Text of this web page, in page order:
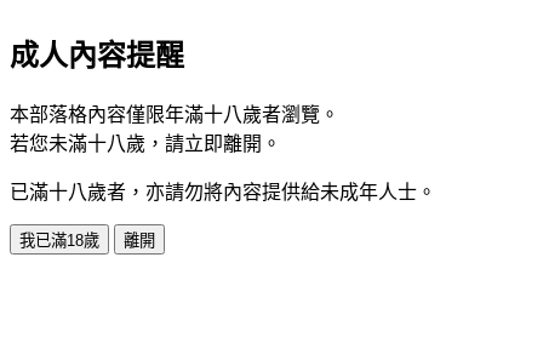
成人內容提醒
本部落格內容僅限年滿十八歲者瀏覽。
若您未滿十八歲，請立即離開。
已滿十八歲者，亦請勿將內容提供給未成年人士。
我已滿18歲 離開